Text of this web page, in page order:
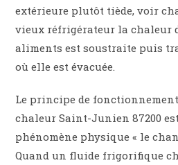
extérieure plutôt tiède, voir
vieux réfrigérateur la chaleur
aliments est soustraite puis
où elle est évacuée.
Le principe de fonctionnement
chaleur Saint-Junien 87200
phénomène physique « le
Quand un fluide frigorifique